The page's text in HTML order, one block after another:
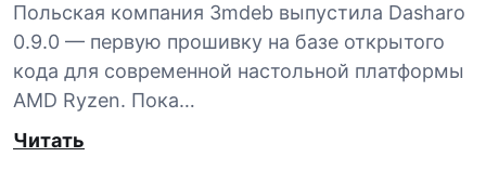
Польская компания 3mdeb выпустила Dasharo
0.9.0 — первую прошивку на базе открытого
кода для современной настольной платформы
AMD Ryzen. Пока…
Читать